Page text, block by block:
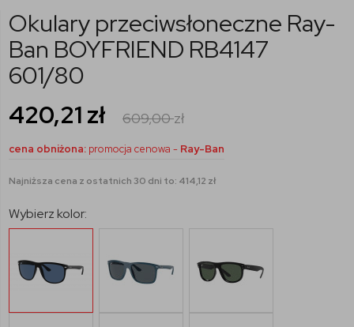
Okulary przeciwsłoneczne Ray-
Ban BOYFRIEND RB4147
601/80
420,21 zł 609,00zł
cena obniżona: promocja cenowa - Ray-Ban
Najniższa cena z ostatnich 30 dni to: 414,12 zł
Wybierz kolor: